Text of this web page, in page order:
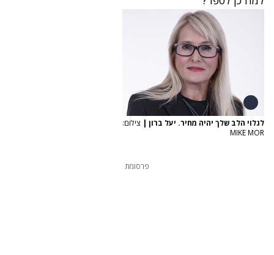
לגלוי הלב שלך יהיה מחיר. יעל ברון | צילום:
MIKE MOR
פרסומת